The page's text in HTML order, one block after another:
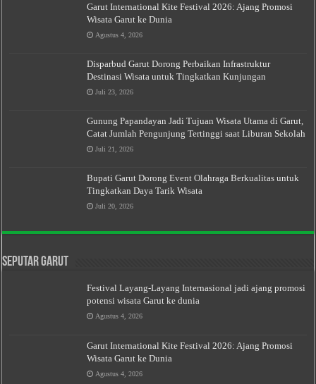
Garut International Kite Festival 2026: Ajang Promosi
Wisata Garut ke Dunia
Agustus 4, 2026
Disparbud Garut Dorong Perbaikan Infrastruktur
Destinasi Wisata untuk Tingkatkan Kunjungan
Juli 23, 2026
Gunung Papandayan Jadi Tujuan Wisata Utama di Garut,
Catat Jumlah Pengunjung Tertinggi saat Liburan Sekolah
Juli 21, 2026
Bupati Garut Dorong Event Olahraga Berkualitas untuk
Tingkatkan Daya Tarik Wisata
Juli 20, 2026
Seputar Garut
Festival Layang-Layang Internasional jadi ajang promosi
potensi wisata Garut ke dunia
Agustus 4, 2026
Garut International Kite Festival 2026: Ajang Promosi
Wisata Garut ke Dunia
Agustus 4, 2026